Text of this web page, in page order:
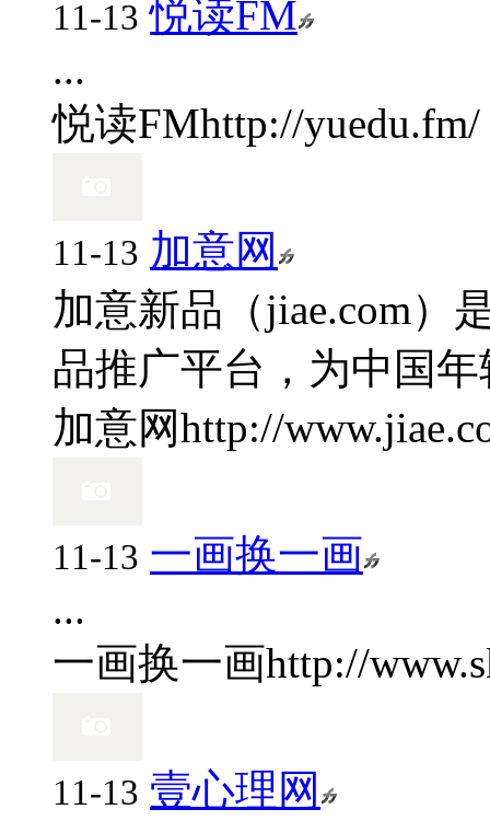
11-13 悦读FM
...
悦读FMhttp://yuedu.fm/
11-13 加意网
加意新品（jiae.com）
品推广平台，为中国
加意网http://
11-13 一画换一画
...
一画换一画http://
11-13 壹心理网